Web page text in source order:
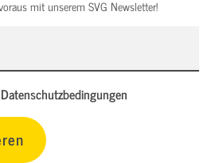
mit unserem SVG Newsletter!
Datenschutzbedingungen